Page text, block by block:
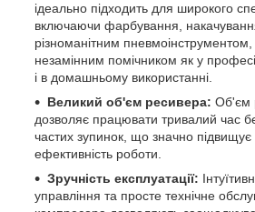
ідеально підходить для широкого
включаючи фарбування,
різноманітним
незамінним помічником як у
і в домашньому використанні.
Великий об'єм ресивера: Об'єм
дозволяє працювати тривалий час
частих зупинок, що значно підвищує
ефективність роботи.
Зручність експлуатації:
управління та просте технічне